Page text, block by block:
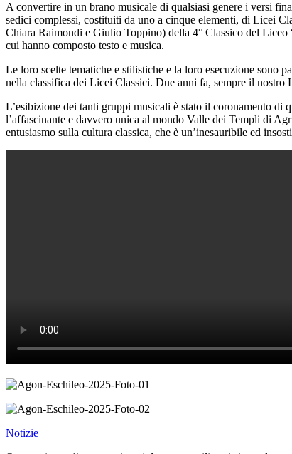
A convertire in un brano musicale di qualsiasi genere i versi
sedici complessi, costituiti da uno a cinque elementi, di Licei
Chiara Raimondi e Giulio Toppino) della 4° Classico del
cui hanno composto testo e musica.
Le loro scelte tematiche e stilistiche e la loro esecuzione sono
nella classifica dei Licei Classici. Due anni fa, sempre il
L’esibizione dei tanti gruppi musicali è stato il coronamento di
l’affascinante e davvero unica al mondo Valle dei Templi di
entusiasmo sulla cultura classica, che è un’inesauribile ed
Notizie